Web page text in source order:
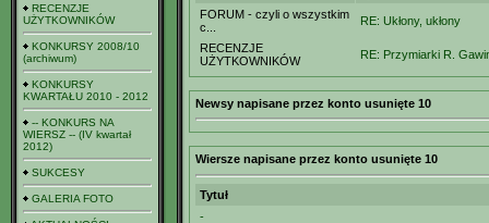
RECENZJE
UŻYTKOWNIKÓW
KONKURSY 2008/10
(archiwum)
KONKURSY
KWARTAŁU 2010 - 2012
-- KONKURS NA
WIERSZ -- (IV kwartał
2012)
SUKCESY
GALERIA FOTO
FORUM - czyli o wszystkim
c...
RE: Ukłony, ukłony
RECENZJE
UŻYTKOWNIKÓW
RE: Przymiarki R.
Newsy napisane przez konto usunięte 10
Wiersze napisane przez konto usunięte 10
Tytuł
-